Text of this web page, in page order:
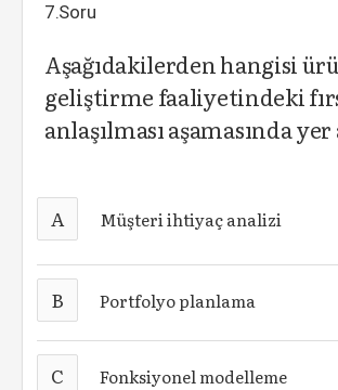
7.Soru
Aşağıdakilerden hangisi
geliştirme faaliyetindeki
anlaşılması aşamasında yer
A Müşteri ihtiyaç analizi
B Portfolyo planlama
C Fonksiyonel modelleme